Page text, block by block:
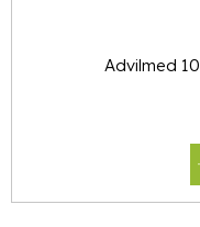
Advilmed